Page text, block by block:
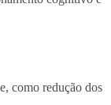
como redução dos